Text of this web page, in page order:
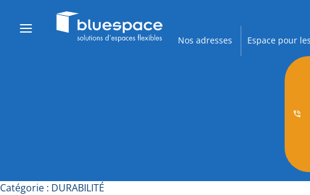
Nos adresses Espace pour
Catégorie : DURABILITÉ